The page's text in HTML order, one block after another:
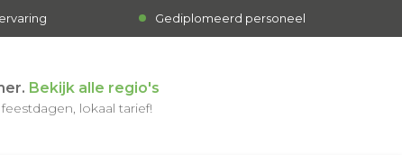
Gediplomeerd personeel
Bekijk alle regio's
lokaal tarief!